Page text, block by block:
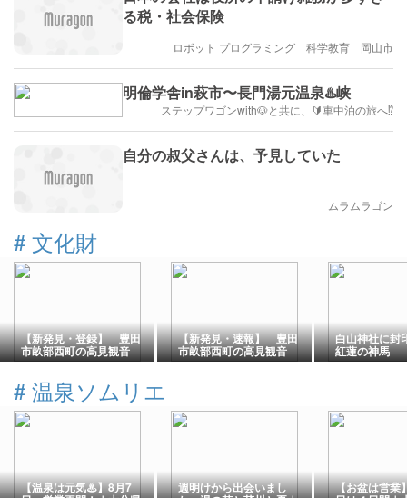
る税・社会保険
ロボット プログラミング 科学教育 岡山市
明倫学舎in萩市〜長門湯元温泉♨️峡
ステップワゴンwith🐶と共に、🔰車中泊の旅へ⁉️
自分の叔父さんは、予見していた
ムラムラゴン
# 文化財
【新発見・登録】 豊田
市畝部西町の高見観音
【新発見・速報】 豊田
市畝部西町の高見観音
白山神社に
紅蓮の神馬
# 温泉ソムリエ
【温泉は元気♨】8月7 週明けから出会いまし 【お盆は営業